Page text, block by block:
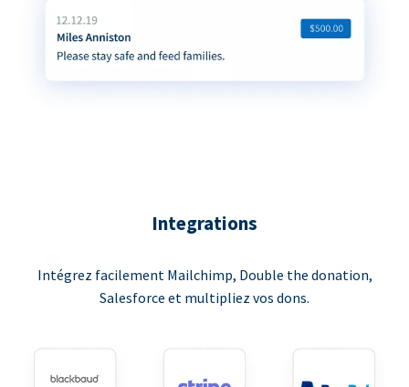
Integrations
Intégrez facilement Mailchimp, Double the donation,
Salesforce et multipliez vos dons.